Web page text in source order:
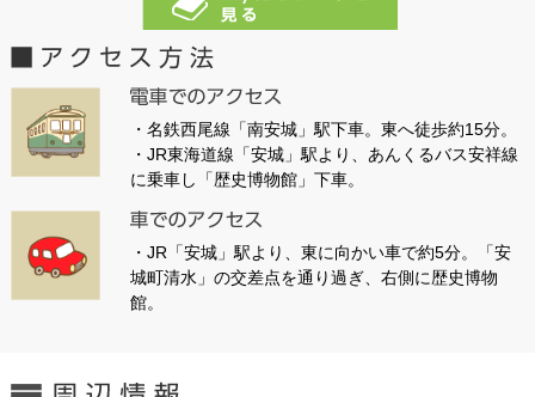
・名鉄西尾線「南安城」駅下車。東へ徒歩約15分。
・JR東海道線「安城」駅より、あんくるバス安祥線
に乗車し「歴史博物館」下車。
・JR「安城」駅より、東に向かい車で約5分。「安
城町清水」の交差点を通り過ぎ、右側に歴史博物
館。